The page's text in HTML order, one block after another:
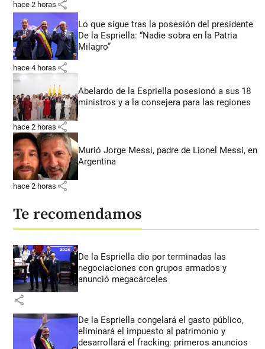
hace 2 horas share
Lo que sigue tras la posesión del presidente
De la Espriella: “Nadie sobra en la Patria
Milagro”
hace 4 horas share
Abelardo de la Espriella posesionó a sus 18
ministros y a la consejera para las regiones
hace 2 horas share
Murió Jorge Messi, padre de Lionel Messi, en
Argentina
hace 2 horas share
Te recomendamos
De la Espriella dio por terminadas las
negociaciones con grupos armados y
anunció megacárceles
share
De la Espriella congelará el gasto público,
eliminará el impuesto al patrimonio y
desarrollará el fracking: primeros anuncios